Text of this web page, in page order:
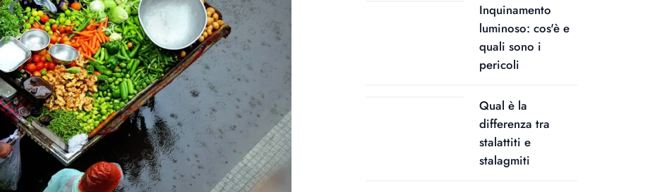
Inquinamento
luminoso: cos'è e
quali sono i
pericoli
Qual è la
differenza tra
stalattiti e
stalagmiti